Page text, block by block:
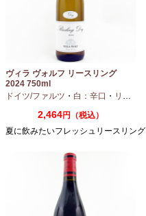
ヴィラ ヴォルフ リースリング
2024 750ml
ドイツ/ファルツ ・ 白：辛口 ・ リースリング
2,464円（税込）
夏に飲みたいフレッシュリースリング